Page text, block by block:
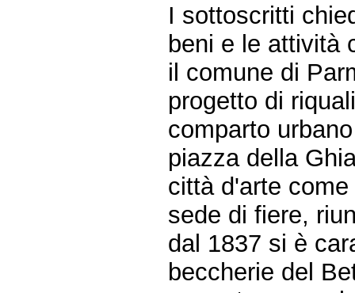
I sottoscritti
beni e le attività
il comune di
progetto di
comparto
piazza della
città d'arte
sede di fiere,
dal 1837 si è
beccherie del